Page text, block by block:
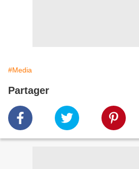
#Media
Partager